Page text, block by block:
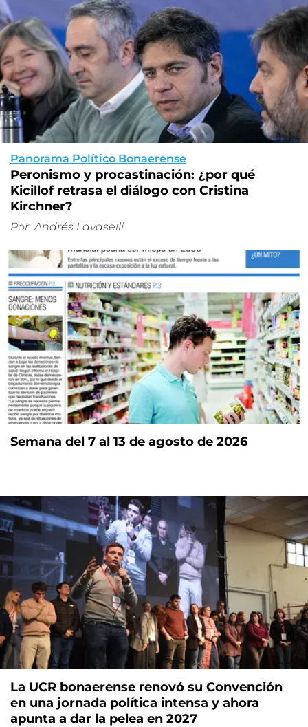
Panorama Político Bonaerense
Peronismo y procastinación: ¿por qué
Kicillof retrasa el diálogo con Cristina
Kirchner?
Por Andrés Lavaselli
Semana del 7 al 13 de agosto de 2026
La UCR bonaerense renovó su Convención
en una jornada política intensa y ahora
apunta a dar la pelea en 2027